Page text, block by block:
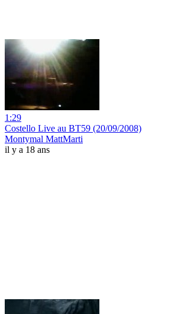
1:29
Costello Live au BT59 (20/09/2008)
Montymal MattMarti
il y a 18 ans